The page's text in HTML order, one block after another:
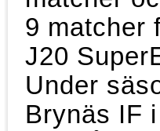
9 matcher
J20
Under
Brynäs IF